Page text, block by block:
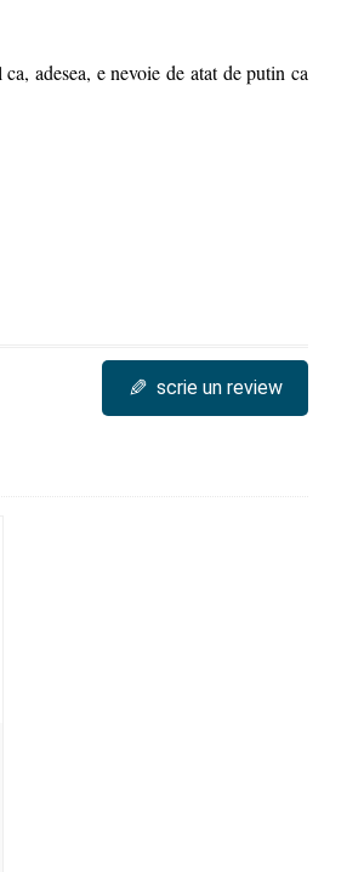
adesea, e nevoie de atat de putin ca
✎ scrie un review